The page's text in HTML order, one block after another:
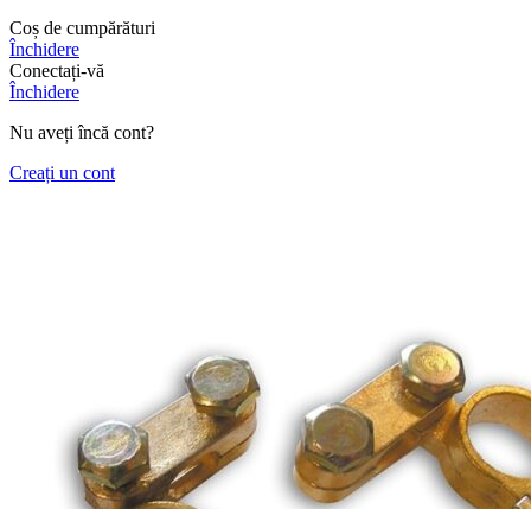
Coș de cumpărături
Închidere
Conectați-vă
Închidere
Nu aveți încă cont?
Creați un cont